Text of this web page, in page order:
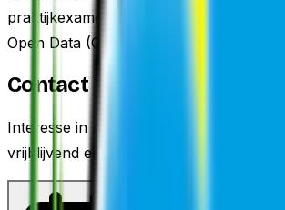
praktijkexamens,
Open Data (CC-BY 4.0).
Contact
Interesse in
vrijblijvend een kennismaking aan.